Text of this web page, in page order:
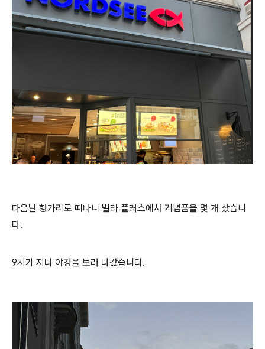
다음날 헝가리로 떠나니 빌라 플러스에서 기념품을 몇 개 샀습니
다.
9시가 지나 야경을 보러 나갔습니다.